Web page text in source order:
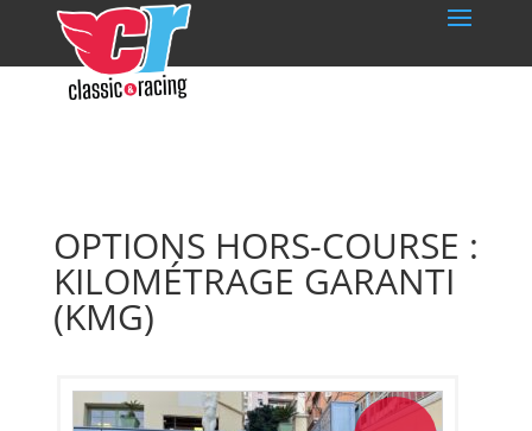
OPTIONS HORS-COURSE :
KILOMÉTRAGE GARANTI
(KMG)